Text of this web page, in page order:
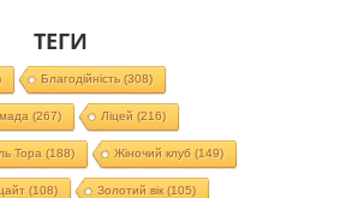
ТЕГИ
Благодійність (308)
(267) Ліцей (216)
Тора (188) Жіночий клуб (149)
(108) Золотий вік(105)